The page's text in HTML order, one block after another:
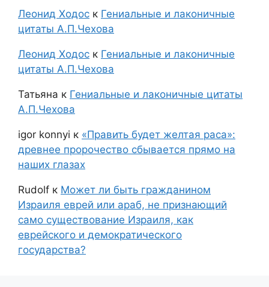
Леонид Ходос к Гениальные и лаконичные
цитаты А.П.Чехова
Леонид Ходос к Гениальные и лаконичные
цитаты А.П.Чехова
Татьяна к Гениальные и лаконичные цитаты
А.П.Чехова
igor konnyi к «Править будет желтая раса»:
древнее пророчество сбывается прямо на
наших глазах
Rudolf к Может ли быть гражданином
Израиля еврей или араб, не признающий
само существование Израиля, как
еврейского и демократического
государства?